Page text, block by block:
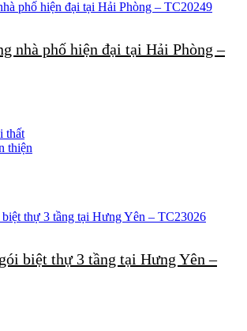
nhà phố hiện đại tại Hải Phòng –
thất
thiện
biệt thự 3 tầng tại Hưng Yên –